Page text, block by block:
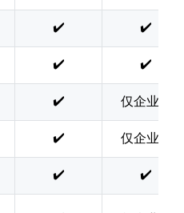
✔️ ✔️
✔️ ✔️
✔️ 仅企业版
✔️ 仅企业版
✔️ ✔️